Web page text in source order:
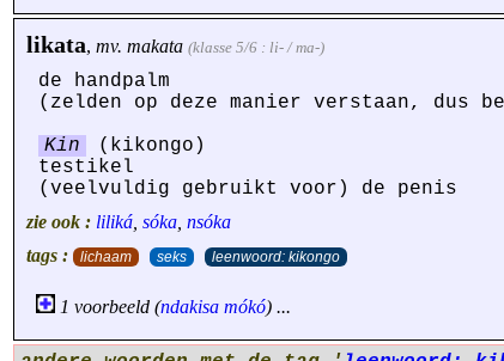
likata, mv. makata (klasse 5/6 : li- / ma-)
de handpalm
(zelden op deze manier verstaan, dus
Kin
(kikongo)
testikel
(veelvuldig gebruikt voor) de penis
zie ook : liliká sóka nsóka
tags :
lichaam seks leenwoord: kikongo
1 voorbeeld (ndakisa mókó) ...